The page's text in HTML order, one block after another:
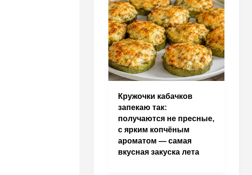
Кружочки кабачков
запекаю так:
получаются не пресные,
с ярким копчёным
ароматом — самая
вкусная закуска лета